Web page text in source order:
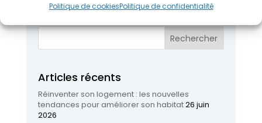
Politique de cookiesPolitique de confidentialité
Articles récents
Réinventer son logement : les nouvelles
tendances pour améliorer son habitat26 juin
2026